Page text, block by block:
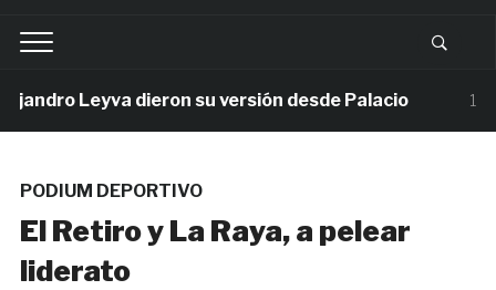
Leyva dieron su versión desde Palacio 1
PODIUM DEPORTIVO
El Retiro y La Raya, a pelear
liderato